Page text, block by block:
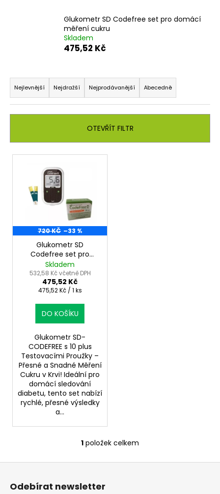
Glukometr SD Codefree set pro domácí
měření cukru
Skladem
475,52 Kč
Ř
a
z
e
í
p
t
Nejlevnější Nejdražší Nejprodávanější Abecedně
OTEVŘÍT FILTR
V
r 720 KČ –33 %
Glukometr SD
Codefree set pro
domácí měření cukru
Skladem
532,58 Kč včetně DPH
475,52 Kč
Měrná
475,52 Kč / 1 ks
DO KOŠÍKU
Glukometr SD-
CODEFREE s 10 plus
Testovacími Proužky –
Přesné a Snadné Měření
Cukru v Krvi! Ideální pro
domácí sledování
diabetu, tento set nabízí
rychlé, přesné výsledky
a...
O
1 položek celkem
Z
Odebírat newsletter